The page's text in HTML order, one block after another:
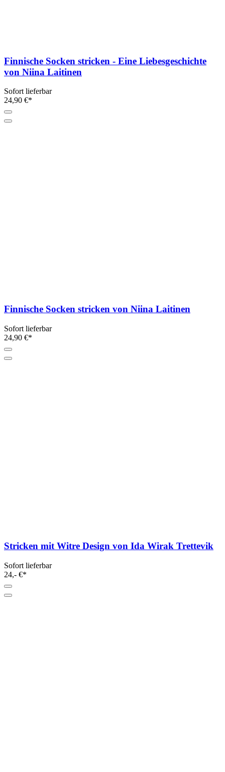
Finnische Socken stricken - Eine Liebesgeschichte
von Niina Laitinen
Sofort lieferbar
24,90 €*
Finnische Socken stricken von Niina Laitinen
Sofort lieferbar
24,90 €*
Stricken mit Witre Design von Ida Wirak Trettevik
Sofort lieferbar
24,- €*